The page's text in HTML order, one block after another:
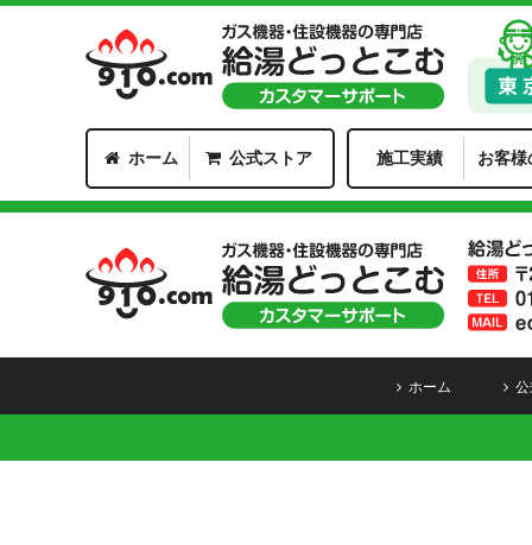
ホーム 公式ストア 施工実績 お客様
ホーム 公